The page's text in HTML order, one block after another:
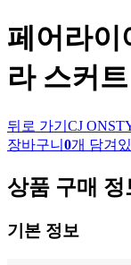
페어라이
라 스커
뒤로 가기 CJ
장바구니 0개 담겨
상품 구매 정
기본 정보